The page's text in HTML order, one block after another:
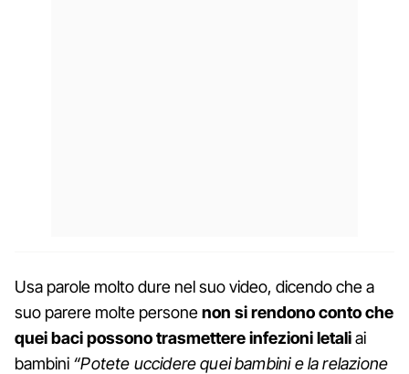
Usa parole molto dure nel suo video, dicendo che a
suo parere molte personenon si rendono conto che
quei baci possono trasmettere infezioni letaliai
bambini “Potete uccidere quei bambini e la relazione